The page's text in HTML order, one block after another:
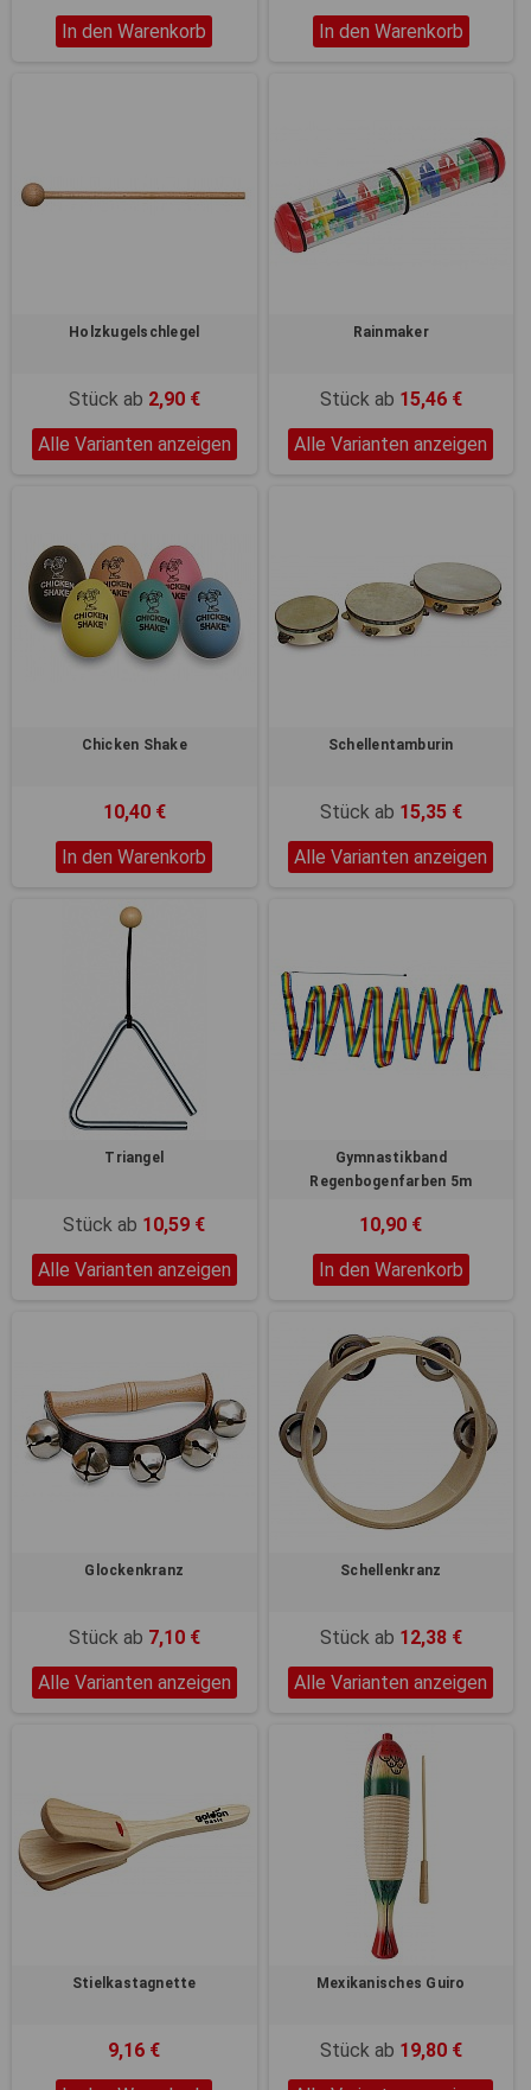
In den Warenkorb
In den Warenkorb
Holzkugelschlegel
Stück ab 2,90 €
Alle Varianten anzeigen
Rainmaker
Stück ab 15,46 €
Alle Varianten anzeigen
Chicken Shake
10,40 €
In den Warenkorb
Schellentamburin
Stück ab 15,35 €
Alle Varianten anzeigen
Triangel
Stück ab 10,59 €
Alle Varianten anzeigen
Gymnastikband
Regenbogenfarben 5m
10,90 €
In den Warenkorb
Glockenkranz
Stück ab 7,10 €
Alle Varianten anzeigen
Schellenkranz
Stück ab 12,38 €
Alle Varianten anzeigen
Stielkastagnette
9,16 €
Mexikanisches Guiro
Stück ab 19,80 €